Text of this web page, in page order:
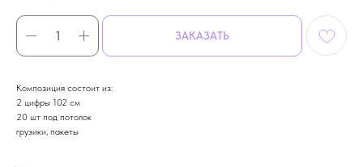
ЗАКАЗАТЬ
Композиция состоит из:
2 цифры 102 см
20 шт под потолок
грузики, пакеты